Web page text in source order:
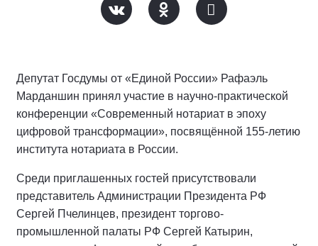
Депутат Госдумы от «Единой России» Рафаэль
Марданшин принял участие в научно-практической
конференции «Современный нотариат в эпоху
цифровой трансформации», посвящённой 155-летию
института нотариата в России.
Среди приглашенных гостей присутствовали
представитель Администрации Президента РФ
Сергей Пчелинцев, президент торгово-
промышленной палаты РФ Сергей Катырин,